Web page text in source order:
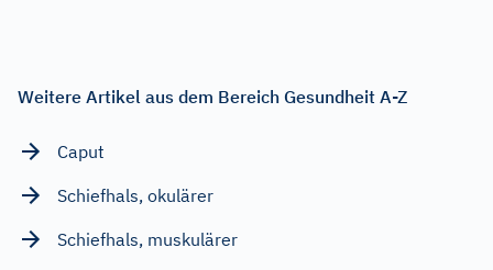
Weitere Artikel aus dem Bereich Gesundheit A-Z
Caput
Schiefhals, okulärer
Schiefhals, muskulärer